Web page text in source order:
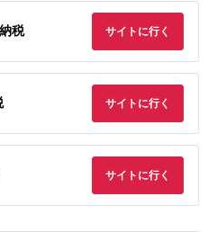
税 サイトに行く
サイトに行く
サイトに行く